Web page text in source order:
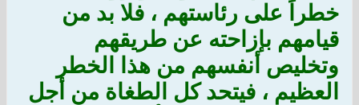
خطراً على رئاستهم ، فلا بد من
قيامهم بإزاحته عن طريقهم
وتخليص أنفسهم من هذا الخطر
العظيم ، فيتحد كل الطغاة من أجل